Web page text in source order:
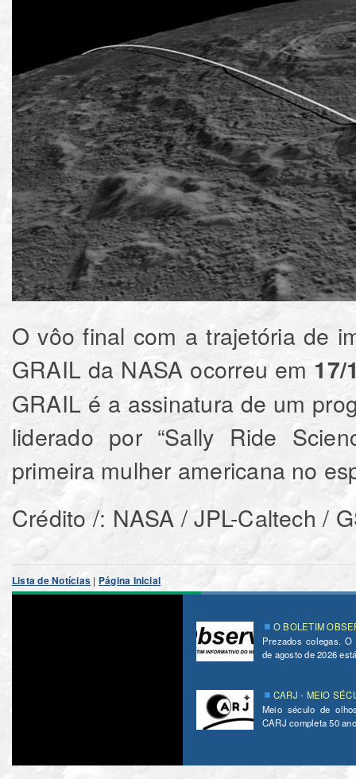
O vôo final com a trajetória de
GRAIL da NASA ocorreu em 17/
GRAIL é a assinatura de um
liderado por “Sally Ride
primeira mulher americana no
Crédito /: NASA / JPL-Caltech /
Lista de Notícias | Página Inicial
O BOLETIM
Prezados colegas.
de agosto de 2026
CARJ - MEIO
Meio século de
CARJ completa 50